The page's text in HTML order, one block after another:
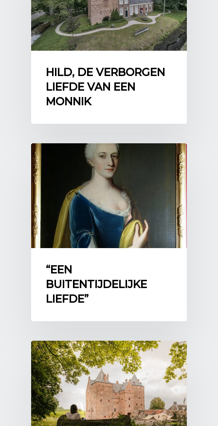
HILD, DE VERBORGEN
LIEFDE VAN EEN
MONNIK
“EEN
BUITENTIJDELIJKE
LIEFDE”